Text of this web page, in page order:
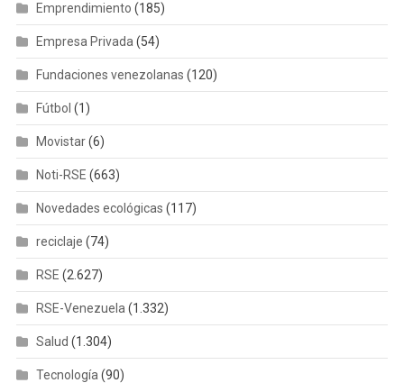
Emprendimiento (185)
Empresa Privada(54)
Fundaciones venezolanas (120)
Fútbol (1)
Movistar(6)
Noti-RSE (663)
Novedades ecológicas (117)
reciclaje (74)
RSE (2.627)
RSE-Venezuela(1.332)
Salud (1.304)
Tecnología(90)